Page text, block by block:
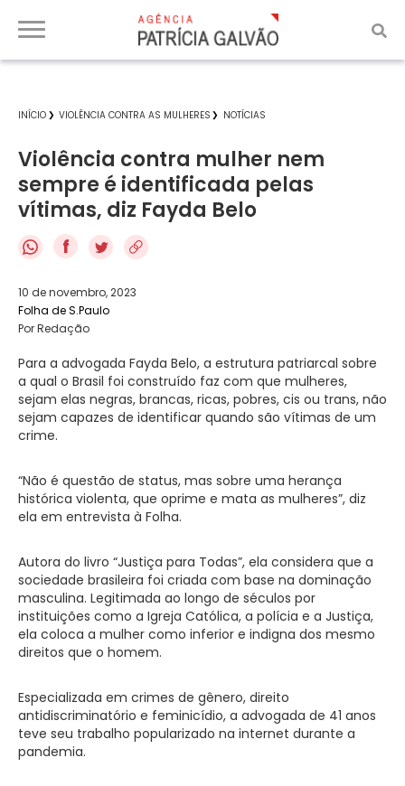
INÍCIO VIOLÊNCIA CONTRA AS MULHERES NOTÍCIAS
Violência contra mulher nem
sempre é identificada pelas
vítimas, diz Fayda Belo
f
10 de novembro, 2023
Folha de S.Paulo
Por Redação
Para a advogada Fayda Belo, a estrutura patriarcal sobre
a qual o Brasil foi construído faz com que mulheres,
sejam elas negras, brancas, ricas, pobres, cis ou trans, não
sejam capazes de identificar quando são vítimas de um
crime.
“Não é questão de status, mas sobre uma herança
histórica violenta, que oprime e mata as mulheres”, diz
ela em entrevista à Folha.
Autora do livro “Justiça para Todas”, ela considera que a
sociedade brasileira foi criada com base na dominação
masculina. Legitimada ao longo de séculos por
instituições como a Igreja Católica, a polícia e a Justiça,
ela coloca a mulher como inferior e indigna dos mesmo
direitos que o homem.
Especializada em crimes de gênero, direito
antidiscriminatório e feminicídio, a advogada de 41 anos
teve seu trabalho popularizado na internet durante a
pandemia.